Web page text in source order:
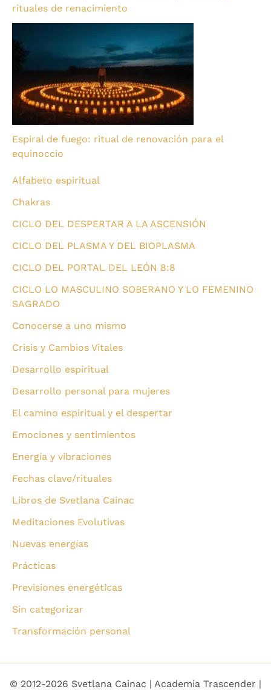
rituales de renacimiento
Espiral de fuego: ritual de renovación para el
equinoccio
Alfabeto espiritual
Chakras
CICLO DEL DESPERTAR A LA ASCENSIÓN
CICLO DEL PLASMA Y DEL BIOPLASMA
CICLO DEL PORTAL DEL LEÓN 8:8
CICLO LO MASCULINO SOBERANO Y LO FEMENINO
SAGRADO
Conocerse a uno mismo
Crisis y Cambios Vitales
Desarrollo espiritual
Desarrollo personal para mujeres
El camino espiritual y el despertar
Emociones y sentimientos
Energía y vibraciones
Fechas clave/rituales
Libros de Svetlana Cainac
Meditaciones Evolutivas
Nuevas energías
Prácticas
Previsiones energéticas
Sin categorizar
Transformación personal
© 2012-2026 Svetlana Cainac | Academia Trascender |